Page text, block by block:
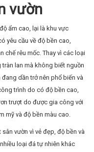
vườn
ẩm cao, lại là khu vực
yêu cầu về độ bền cao,
chế rêu mốc. Thay vì các loại
lan mà không biết nguồn
dần trở nên phổ biến và
trình do có độ bền cao,
trượt do được gia công với
mỹ và độ bền màu cao.
vườn vì vẻ đẹp, độ bền và
loại đá tự nhiên khác